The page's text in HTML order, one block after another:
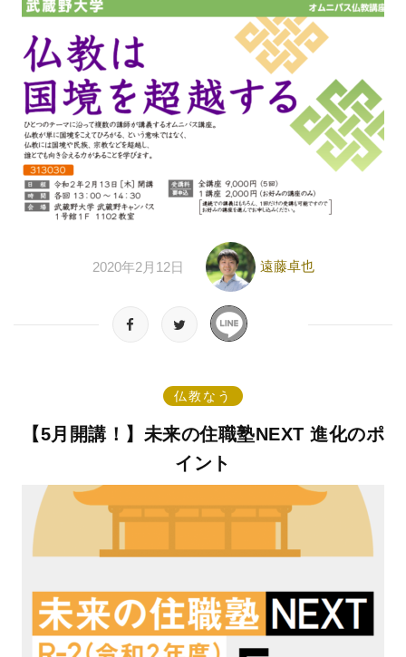
2020年2月12日 遠藤卓也
仏教なう
【5月開講！】未来の住職塾NEXT 進化のポ
イント